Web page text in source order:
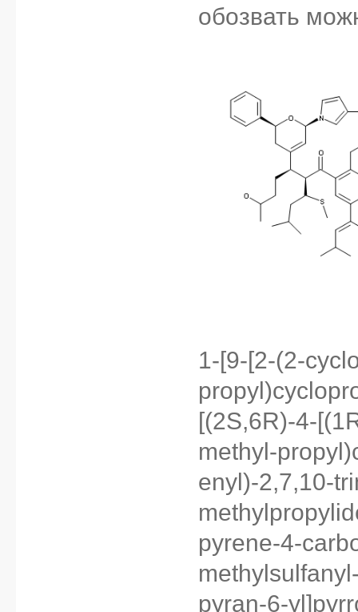
обозвать
1-[9-[2-(2-
[(2S,6R)-4-
methyl-
enyl)-2,7,10-
pyrene-4-
pyran-6-